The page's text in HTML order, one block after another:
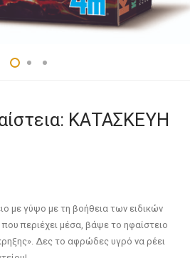
ΚΑΤΑΣΚΕΥΗ
με γύψο με τη βοήθεια των ειδικών
περιέχει μέσα, βάψε το ηφαίστειο
Δες το αφρώδες υγρό να ρέει